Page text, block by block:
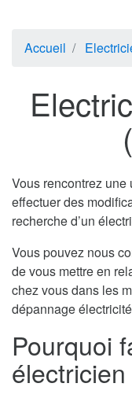
Accueil
Vous rencontrez
effectuer des
recherche d’un
Vous pouvez nous
de vous mettre en
chez vous dans les
dépannage
Pourquoi